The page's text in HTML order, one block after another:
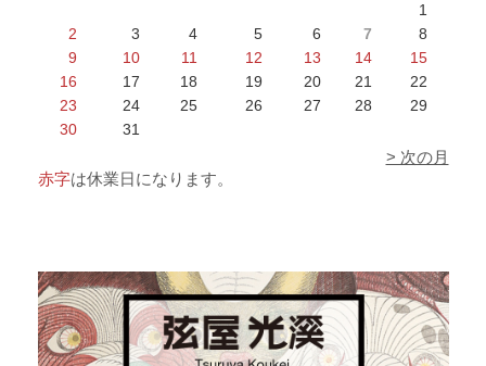
1
2
3 4 5 6 7
8
9
10 11 12 13 14
15
16
17 18 19 20 21
22
23
24 25 26 27 28
29
30
31
> 次の月
赤字は休業日になります。